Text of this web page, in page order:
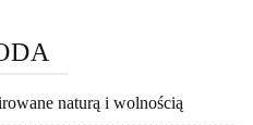
naturą i wolnością